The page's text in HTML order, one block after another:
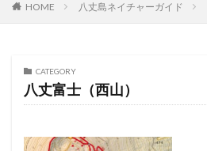
HOME 八丈島ネイチャーガイド
CATEGORY
八丈富士（西山）